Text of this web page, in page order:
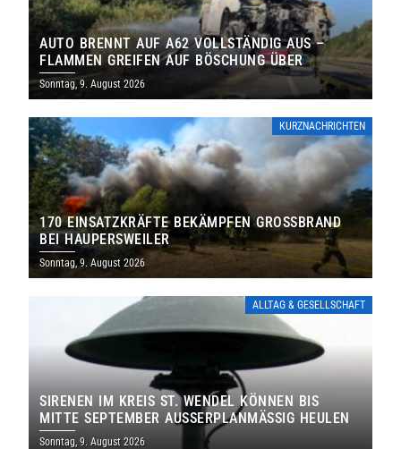
AUTO BRENNT AUF A62 VOLLSTÄNDIG AUS –
FLAMMEN GREIFEN AUF BÖSCHUNG ÜBER
Sonntag, 9. August 2026
KURZNACHRICHTEN
170 EINSATZKRÄFTE BEKÄMPFEN GROSSBRAND B
EI HAUPERSWEILER
Sonntag, 9. August 2026
ALLTAG & GESELLSCHAFT
SIRENEN IM KREIS ST. WENDEL KÖNNEN BIS
MITTE SEPTEMBER AUSSERPLANMÄSSIG HEULEN
Sonntag, 9. August 2026